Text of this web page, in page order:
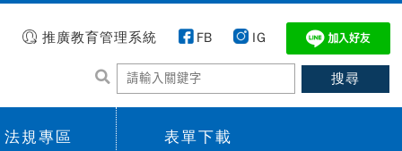
推廣教育管理系統 FB IG
法規專區 表單下載